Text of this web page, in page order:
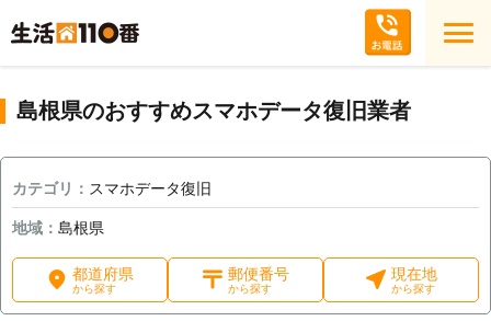
島根県のおすすめスマホデータ復旧業者
カテゴリ： スマホデータ復旧
地域： 島根県
都道府県
から探す
郵便番号
から探す
現在地
から探す